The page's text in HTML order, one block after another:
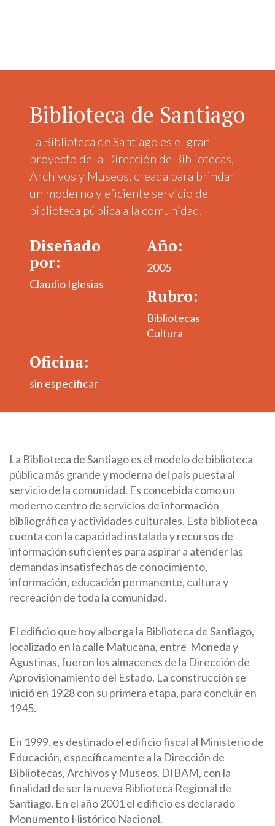
Biblioteca de Santiago
La Biblioteca de Santiago es el gran
proyecto de la Dirección de Bibliotecas,
Archivos y Museos, creada para brindar
un moderno y eficiente servicio de
biblioteca pública a la comunidad.
Diseñado
por:
Claudio Iglesias
Año:
2005
Rubro:
Bibliotecas
Cultura
Oficina:
sin especificar
La Biblioteca de Santiago es el modelo de biblioteca
pública más grande y moderna del país puesta al
servicio de la comunidad. Es concebida como un
moderno centro de servicios de información
bibliográfica y actividades culturales. Esta biblioteca
cuenta con la capacidad instalada y recursos de
información suficientes para aspirar a atender las
demandas insatisfechas de conocimiento,
información, educación permanente, cultura y
recreación de toda la comunidad.
El edificio que hoy alberga la Biblioteca de Santiago,
localizado en la calle Matucana, entre Moneda y
Agustinas, fueron los almacenes de la Dirección de
Aprovisionamiento del Estado. La construcción se
inició en 1928 con su primera etapa, para concluir en
1945.
En 1999, es destinado el edificio fiscal al Ministerio de
Educación, específicamente a la Dirección de
Bibliotecas, Archivos y Museos, DIBAM, con la
finalidad de ser la nueva Biblioteca Regional de
Santiago. En el año 2001 el edificio es declarado
Monumento Histórico Nacional.